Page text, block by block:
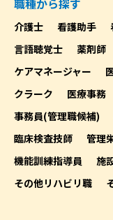
介護士 看護助手
言語聴覚士
薬剤師
ケアマネージャー
クラーク
医療事務
事務員(管理職候補)
臨床検査技師
管理
機能訓練指導員
施
その他リハビリ職